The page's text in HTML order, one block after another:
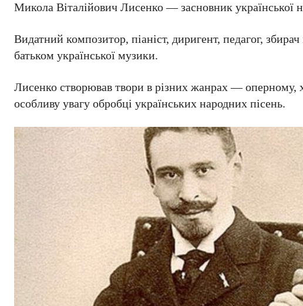
Микола Віталійович Лисенко — засновник української
Видатний композитор, піаніст, диригент, педагог,
батьком української музики.
Лисенко створював твори в різних жанрах — оперному,
особливу увагу обробці українських народних пісень.